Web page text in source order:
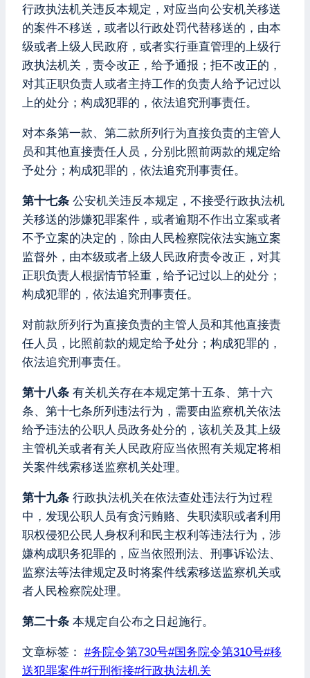
行政执法机关违反本规定，对应当向公安机关移送
的案件不移送，或者以行政处罚代替移送的，由本
级或者上级人民政府，或者实行垂直管理的上级行
政执法机关，责令改正，给予通报；拒不改正的，
对其正职负责人或者主持工作的负责人给予记过以
上的处分；构成犯罪的，依法追究刑事责任。
对本条第一款、第二款所列行为直接负责的主管人
员和其他直接责任人员，分别比照前两款的规定给
予处分；构成犯罪的，依法追究刑事责任。
第十七条 公安机关违反本规定，不接受行政执法机
关移送的涉嫌犯罪案件，或者逾期不作出立案或者
不予立案的决定的，除由人民检察院依法实施立案
监督外，由本级或者上级人民政府责令改正，对其
正职负责人根据情节轻重，给予记过以上的处分；
构成犯罪的，依法追究刑事责任。
对前款所列行为直接负责的主管人员和其他直接责
任人员，比照前款的规定给予处分；构成犯罪的，
依法追究刑事责任。
第十八条 有关机关存在本规定第十五条、第十六
条、第十七条所列违法行为，需要由监察机关依法
给予违法的公职人员政务处分的，该机关及其上级
主管机关或者有关人民政府应当依照有关规定将相
关案件线索移送监察机关处理。
第十九条 行政执法机关在依法查处违法行为过程
中，发现公职人员有贪污贿赂、失职渎职或者利用
职权侵犯公民人身权利和民主权利等违法行为，涉
嫌构成职务犯罪的，应当依照刑法、刑事诉讼法、
监察法等法律规定及时将案件线索移送监察机关或
者人民检察院处理。
第二十条 本规定自公布之日起施行。
文章标签： #务院令第730号#国务院令第310号#移
送犯罪案件#行刑衔接#行政执法机关